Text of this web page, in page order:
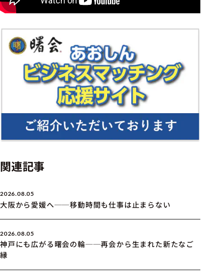
関連記事
2026.08.05
大阪から愛媛へ──移動時間も仕事は止まらない
2026.08.05
神戸にも広がる曙会の輪──再会から生まれた新たなご
縁